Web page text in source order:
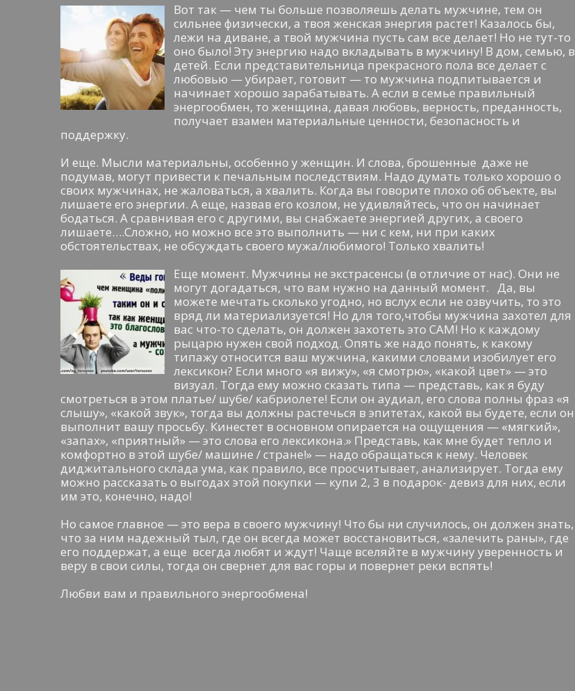
Вот так — чем ты больше позволяешь делать мужчине, тем он
сильнее физически, а твоя женская энергия растет! Казалось бы,
лежи на диване, а твой мужчина пусть сам все делает! Но не тут-то
оно было! Эту энергию надо вкладывать в мужчину! В дом, семью, в
детей. Если представительница прекрасного пола все делает с
любовью — убирает, готовит — то мужчина подпитывается и
начинает хорошо зарабатывать. А если в семье правильный
энергообмен, то женщина, давая любовь, верность, преданность,
получает взамен материальные ценности, безопасность и
поддержку.
И еще. Мысли материальны, особенно у женщин. И слова, брошенные даже не
подумав, могут привести к печальным последствиям. Надо думать только хорошо о
своих мужчинах, не жаловаться, а хвалить. Когда вы говорите плохо об объекте, вы
лишаете его энергии. А еще, назвав его козлом, не удивляйтесь, что он начинает
бодаться. А сравнивая его с другими, вы снабжаете энергией других, а своего
лишаете….Сложно, но можно все это выполнить — ни с кем, ни при каких
обстоятельствах, не обсуждать своего мужа/любимого! Только хвалить!
Еще момент. Мужчины не экстрасенсы (в отличие от нас). Они не
могут догадаться, что вам нужно на данный момент. Да, вы
можете мечтать сколько угодно, но вслух если не озвучить, то это
вряд ли материализуется! Но для того,чтобы мужчина захотел для
вас что-то сделать, он должен захотеть это САМ! Но к каждому
рыцарю нужен свой подход. Опять же надо понять, к какому
типажу относится ваш мужчина, какими словами изобилует его
лексикон? Если много «я вижу», «я смотрю», «какой цвет» — это
визуал. Тогда ему можно сказать типа — представь, как я буду
смотреться в этом платье/ шубе/ кабриолете! Если он аудиал, его слова полны фраз «я
слышу», «какой звук», тогда вы должны растечься в эпитетах, какой вы будете, если он
выполнит вашу просьбу. Кинестет в основном опирается на ощущения — «мягкий»,
«запах», «приятный» — это слова его лексикона.» Представь, как мне будет тепло и
комфортно в этой шубе/ машине / стране!» — надо обращаться к нему. Человек
диджитального склада ума, как правило, все просчитывает, анализирует. Тогда ему
можно рассказать о выгодах этой покупки — купи 2, 3 в подарок- девиз для них, если
им это, конечно, надо!
Но самое главное — это вера в своего мужчину! Что бы ни случилось, он должен знать,
что за ним надежный тыл, где он всегда может восстановиться, «залечить раны», где
его поддержат, а еще всегда любят и ждут! Чаще вселяйте в мужчину уверенность и
веру в свои силы, тогда он свернет для вас горы и повернет реки вспять!
Любви вам и правильного энергообмена!